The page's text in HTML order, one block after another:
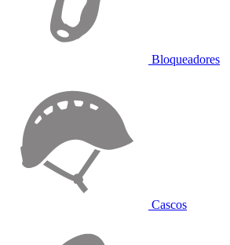
Bloqueadores
Cascos